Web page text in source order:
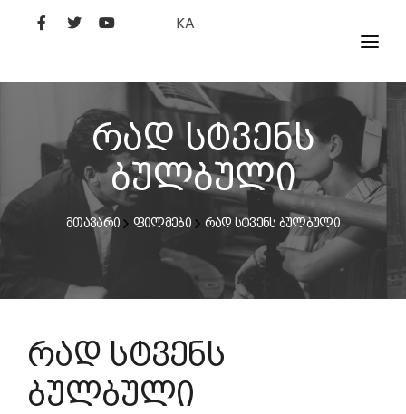
KA
ᲤᲘᲚᲛᲔᲑᲘ
ᲮᲔᲚᲝᲕᲐᲜᲘ
ᲙᲘᲜᲝᲡᲢᲣᲓᲘᲐ
ᲙᲘᲜᲝᲐᲙᲐᲓᲔᲛᲘᲐ
რად სტვენს
ბულბული
მთავარი ფილმები რად სტვენს ბულბული
რად სტვენს
ბულბული